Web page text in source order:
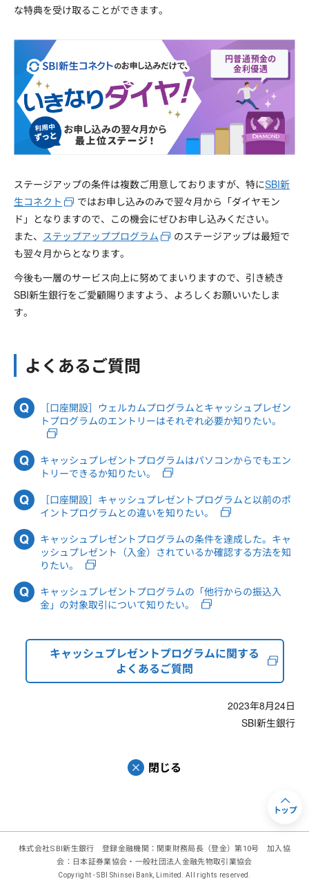
な特典を受け取ることができます。
ステージアップの条件は複数ご用意しておりますが、特にSBI新
生コネクト
ではお申し込みのみで翌々月から「ダイヤモン
ド」となりますので、この機会にぜひお申し込みください。
また、 ステップアッププログラム
のステージアップは最短で
も翌々月からとなります。
今後も一層のサービス向上に努めてまいりますので、引き続き
SBI新生銀行をご愛顧賜りますよう、よろしくお願いいたしま
す。
よくあるご質問
［口座開設］ウェルカムプログラムとキャッシュプレゼン
トプログラムのエントリーはそれぞれ必要か知りたい。
キャッシュプレゼントプログラムはパソコンからでもエン
トリーできるか知りたい。
［口座開設］キャッシュプレゼントプログラムと以前のポ
イントプログラムとの違いを知りたい。
キャッシュプレゼントプログラムの条件を達成した。キャ
ッシュプレゼント（入金）されているか確認する方法を知
りたい。
キャッシュプレゼントプログラムの「他行からの振込入
金」の対象取引について知りたい。
キャッシュプレゼントプログラムに関する
よくあるご質問
2023年8月24日
SBI新生銀行
閉じる
株式会社SBI新生銀行 登録金融機関：関東財務局長（登金）第10号 加入協
会：日本証券業協会・一般社団法人金融先物取引業協会
Copyright - SBI Shinsei Bank, Limited. All rights reserved.
トップ